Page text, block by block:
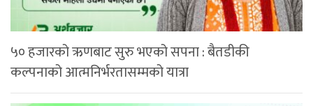
५० हजारको ऋणबाट सुरु भएको सपना : बैतडीकी
कल्पनाको आत्मनिर्भरतासम्मको यात्रा